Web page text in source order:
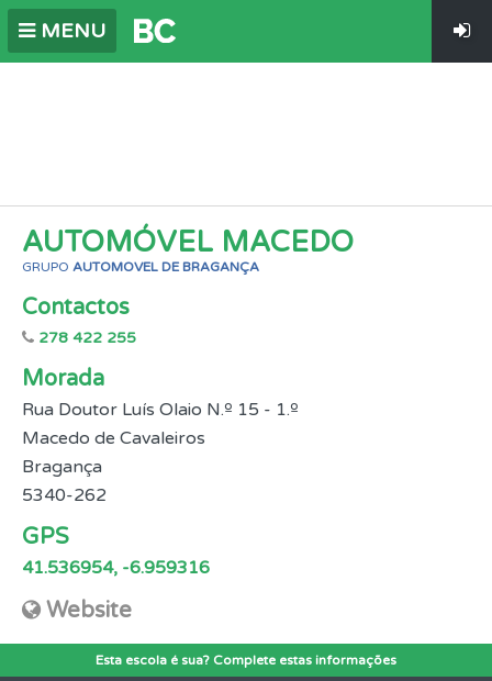
MENU
AUTOMÓVEL MACEDO
GRUPO AUTOMOVEL DE BRAGANÇA
Contactos
278 422 255
Morada
Rua Doutor Luís Olaio N.º 15 - 1.º
Macedo de Cavaleiros
Bragança
5340-262
GPS
41.536954, -6.959316
Website
Esta escola é sua? Complete estas informações